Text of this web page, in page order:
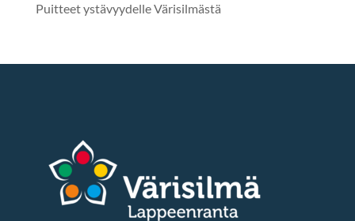
Puitteet ystävyydelle Värisilmästä